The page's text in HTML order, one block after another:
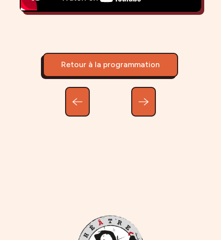
Retour à la programmation